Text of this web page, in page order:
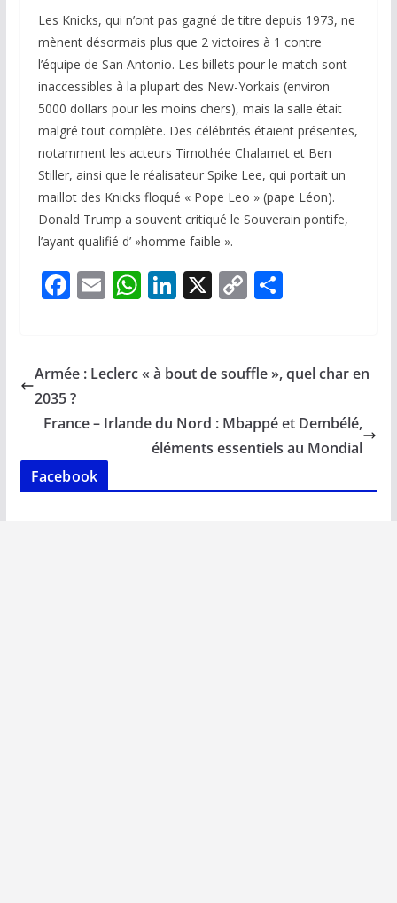
Les Knicks, qui n’ont pas gagné de titre depuis 1973, ne
mènent désormais plus que 2 victoires à 1 contre
l’équipe de San Antonio. Les billets pour le match sont
inaccessibles à la plupart des New-Yorkais (environ
5000 dollars pour les moins chers), mais la salle était
malgré tout complète. Des célébrités étaient présentes,
notamment les acteurs Timothée Chalamet et Ben
Stiller, ainsi que le réalisateur Spike Lee, qui portait un
maillot des Knicks floqué « Pope Leo » (pape Léon).
Donald Trump a souvent critiqué le Souverain pontife,
l’ayant qualifié d’ »homme faible ».
F
b
o
o
k
E
l
W
s
p
p
Li
e
n
X C
y
n
k
P
g
Armée : Leclerc « à bout de souffle », quel char en
2035 ?
France – Irlande du Nord : Mbappé et Dembélé,
éléments essentiels au Mondial
Facebook